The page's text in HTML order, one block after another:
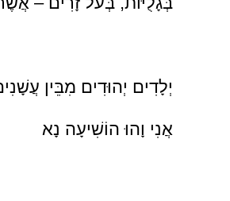
יְלָדִים יְהוּדִים מִבֵּין
אֲנִי וָהוּ הוֹשִׁיעָה נָא